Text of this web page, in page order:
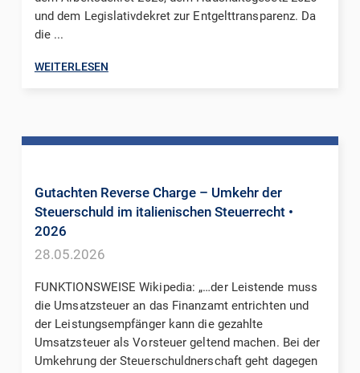
und dem Legislativdekret zur Entgelttransparenz. Da
die ...
WEITERLESEN
Gutachten Reverse Charge – Umkehr der
Steuerschuld im italienischen Steuerrecht •
2026
28.05.2026
FUNKTIONSWEISE Wikipedia: „…der Leistende muss
die Umsatzsteuer an das Finanzamt entrichten und
der Leistungsempfänger kann die gezahlte
Umsatzsteuer als Vorsteuer geltend machen. Bei der
Umkehrung der Steuerschuldnerschaft geht dagegen